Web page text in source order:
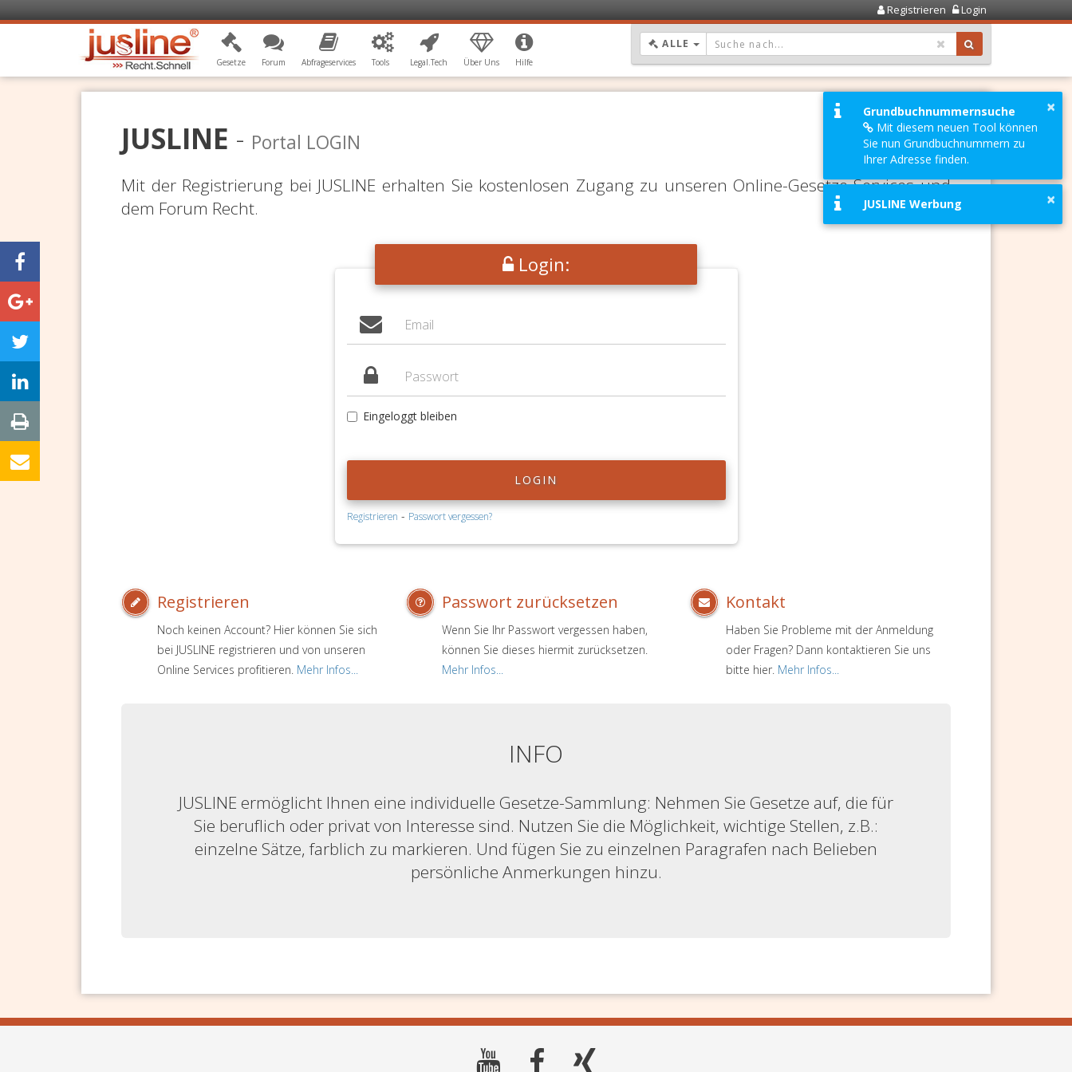
Registrieren Login
Gesetze Forum Abfrageservices Tools Legal.Tech Über Uns Hilfe
ALLE DROPDOWN: GEWÄHLTER WERT IST ALLE
JUSLINE - Portal LOGIN
Mit der Registrierung bei JUSLINE erhalten Sie kostenlosen Zugang zu unseren Online-Gesetze-Services und
dem Forum Recht.
Login:
Eingeloggt bleiben
LOGIN
Registrieren - Passwort vergessen?
Registrieren
Noch keinen Account? Hier können Sie sich
bei JUSLINE registrieren und von unseren
Online Services profitieren. Mehr Infos...
Passwort zurücksetzen
Wenn Sie Ihr Passwort vergessen haben,
können Sie dieses hiermit zurücksetzen.
Mehr Infos...
Kontakt
Haben Sie Probleme mit der Anmeldung
oder Fragen? Dann kontaktieren Sie uns
bitte hier. Mehr Infos...
INFO
JUSLINE ermöglicht Ihnen eine individuelle Gesetze-Sammlung: Nehmen Sie Gesetze auf, die für
Sie beruflich oder privat von Interesse sind. Nutzen Sie die Möglichkeit, wichtige Stellen, z.B.:
einzelne Sätze, farblich zu markieren. Und fügen Sie zu einzelnen Paragrafen nach Belieben
persönliche Anmerkungen hinzu.
×
Grundbuchnummernsuche
Mit diesem neuen Tool können
Sie nun Grundbuchnummern zu
Ihrer Adresse finden.
×
JUSLINE Werbung